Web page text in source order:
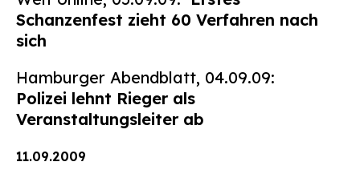
Schanzenfest zieht 60 Verfahren nach
sich
Hamburger Abendblatt, 04.09.09:
Polizei lehnt Rieger als
Veranstaltungsleiter ab
11.09.2009